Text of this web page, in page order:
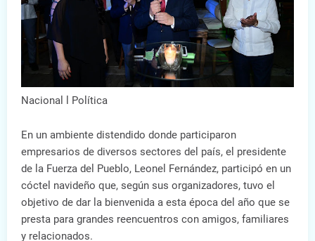
Nacional l Política
En un ambiente distendido donde participaron
empresarios de diversos sectores del país, el presidente
de la Fuerza del Pueblo, Leonel Fernández, participó en un
cóctel navideño que, según sus organizadores, tuvo el
objetivo de dar la bienvenida a esta época del año que se
presta para grandes reencuentros con amigos, familiares
y relacionados.